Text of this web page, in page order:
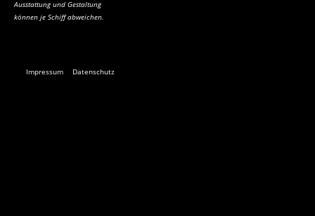
Ausstattung und Gestaltung
können je Schiff abweichen.
Impressum Datenschutz